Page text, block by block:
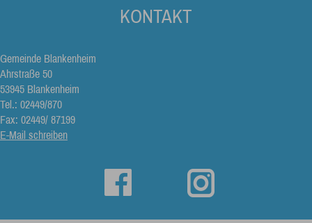
KONTAKT
Gemeinde Blankenheim
Ahrstraße 50
53945 Blankenheim
Tel.: 02449/870
Fax: 02449/ 87199
E-Mail schreiben